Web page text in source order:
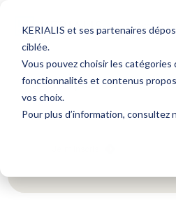
KERIALIS et ses partenaires
ciblée.
Vous pouvez choisir les
fonctionnalités et contenus
vos choix.
Pour plus d’information, consultez
Avocat
Encore plus d'actus ?